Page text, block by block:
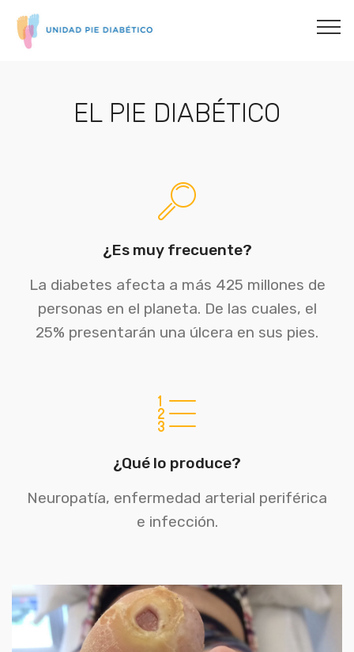
EL PIE DIABÉTICO
¿Es muy frecuente?
La diabetes afecta a más 425 millones de
personas en el planeta. De las cuales, el
25% presentarán una úlcera en sus pies.
¿Qué lo produce?
Neuropatía, enfermedad arterial periférica
e infección.